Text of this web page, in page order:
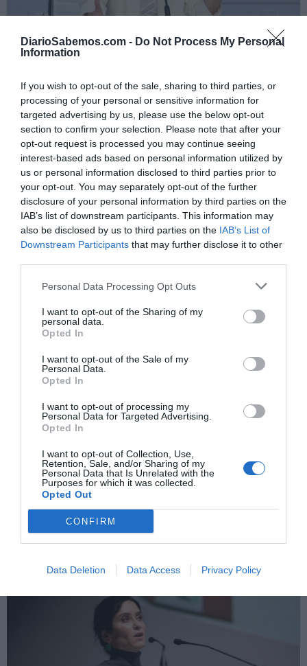
DiarioSabemos.com - Do Not Process My Personal
Information
If you wish to opt-out of the sale, sharing to third parties, or
processing of your personal or sensitive information for
targeted advertising by us, please use the below opt-out
section to confirm your selection. Please note that after your
opt-out request is processed you may continue seeing
interest-based ads based on personal information utilized by
us or personal information disclosed to third parties prior to
your opt-out. You may separately opt-out of the further
disclosure of your personal information by third parties on the
IAB’s list of downstream participants. This information may
also be disclosed by us to third parties on the IAB’s List of
Downstream Participants that may further disclose it to other
Personal Data Processing Opt Outs
I want to opt-out of the Sharing of my
personal data.
Opted In
I want to opt-out of the Sale of my
Personal Data.
Opted In
I want to opt-out of processing my
Personal Data for Targeted Advertising.
Opted In
I want to opt-out of Collection, Use,
Retention, Sale, and/or Sharing of my
Personal Data that Is Unrelated with the
Purposes for which it was collected.
Opted Out
CONFIRM
Data Deletion Data Access Privacy Policy
Yolanda Díaz abre el debate pendiente
sobre los autónomos
en una contradicción difícil de sostener. Se le exige como a una gran
empresa, pero se le protege bastante menos. Y aunque el
emprendimiento ocupa desde hace años un lugar destacado en el
discurso económico, la realidad cotidiana de muchos...
El Gobierno aplaza Verifactu a 2027 y
enciende al colectivo: “Otro volantazo que
genera desconfianza”
AGUSTÍN MILLÁN02/12/2025
La decisión del Consejo de Ministros de retrasar la
entrada en vigor de Verifactu, el nuevo sistema de
verificación de facturas, ha desencadenado reacciones
opuestas en el mundo del trabajo autónomo: alivio
por el respiro temporal, combinada con un profundo
malestar ante lo que perciben como una nueva
improvisación normativa....
La noticia del día: Los autónomos saldrán a
BEA TALEGÓN
El próximo domingo, 30 de noviembre, se convoca por
parte de la Plataforma por la Dignidad de los
Autónomos para que toda la ciudadanía salga a las
colectivo. En este vídeo análisis te explico los